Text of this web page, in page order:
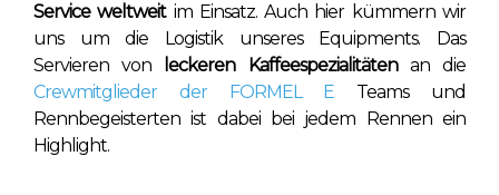
Service weltweitim Einsatz. Auch hier kümmern wir
uns um die Logistik unseres Equipments. Das
Servieren von
leckeren Kaffeespezialitätenan die
Crewmitglieder der FORMEL E Teams und
Rennbegeisterten ist dabei bei jedem Rennen ein
Highlight.